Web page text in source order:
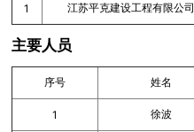
1 江苏平克建设工程有限公司
主要人员
序号 姓名
1 徐波